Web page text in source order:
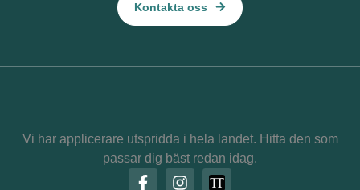
Kontakta oss
Vi har applicerare utspridda i hela landet. Hitta den som
passar dig bäst redan idag.